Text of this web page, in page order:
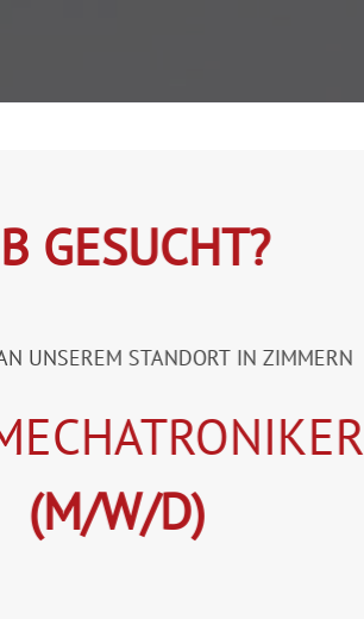
GESUCHT?
UNSEREM STANDORT IN ZIMMERN
(M/W/D)